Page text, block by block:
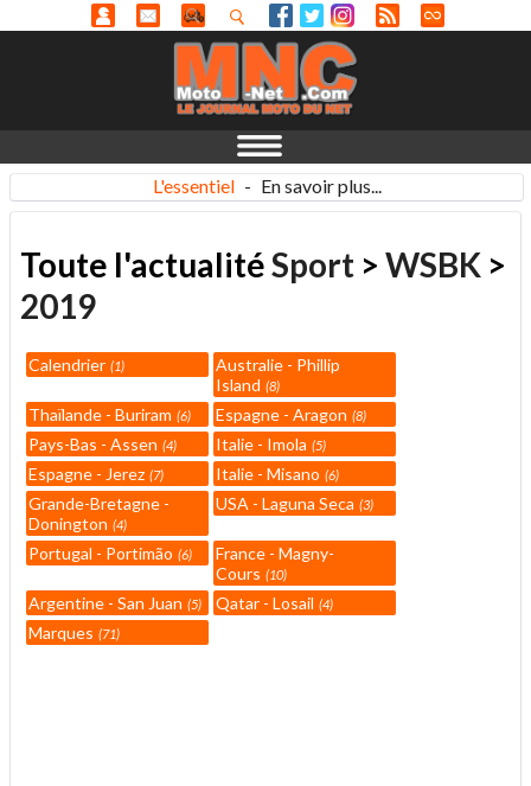
L'essentiel - En savoir plus...
Toute l'actualitéSport > WSBK >
2019
Calendrier 1
Australie - Phillip
Island
8
Thaïlande - Buriram 6 Espagne - Aragon 8
Pays-Bas - Assen 4 Italie - Imola 5
Espagne - Jerez 7 Italie - Misano 6
Grande-Bretagne -
Donington
4
USA - Laguna Seca 3
Portugal - Portimão 6
France - Magny-
Cours
10
Argentine - San Juan 5 Qatar - Losail 4
Marques 71